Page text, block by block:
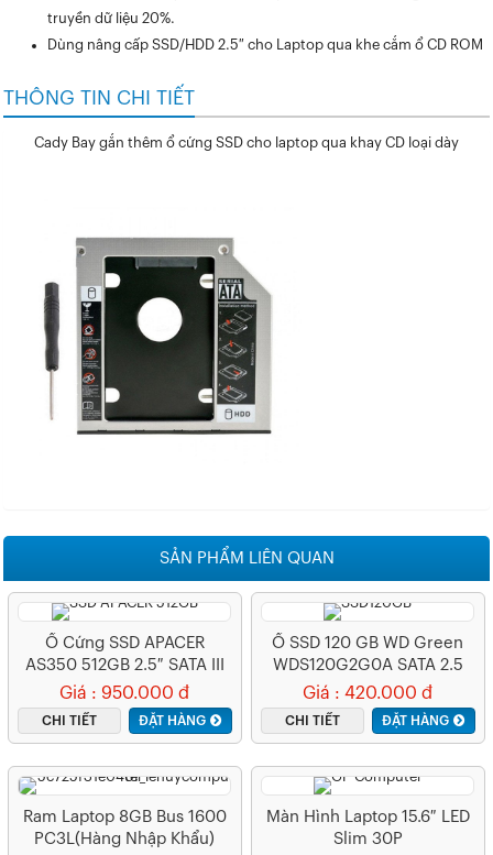
truyền dữ liệu 20%.
Dùng nâng cấp SSD/HDD 2.5″ cho Laptop qua khe cắm ổ CD ROM
THÔNG TIN CHI TIẾT
Cady Bay gắn thêm ổ cứng SSD cho laptop qua khay CD loại dày
SẢN PHẨM LIÊN QUAN
Ổ Cứng SSD APACER
AS350 512GB 2.5″ SATA III
Giá : 950.000 đ
CHI TIẾT ĐẶT HÀNG
Ổ SSD 120 GB WD Green
WDS120G2G0A SATA 2.5
Inch
Giá : 420.000 đ
CHI TIẾT ĐẶT HÀNG
Ram Laptop 8GB Bus 1600
PC3L(hàng Nhập Khẩu)
Màn Hình Laptop 15.6″ LED
Slim 30P